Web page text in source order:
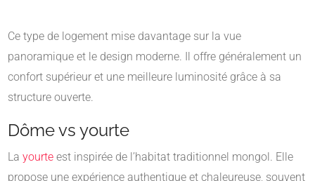
Ce type de logement mise davantage sur la vue
panoramique et le design moderne. Il offre généralement un
confort supérieur et une meilleure luminosité grâce à sa
structure ouverte.
Dôme vs yourte
La yourte est inspirée de l’habitat traditionnel mongol. Elle
propose une expérience authentique et chaleureuse, souvent